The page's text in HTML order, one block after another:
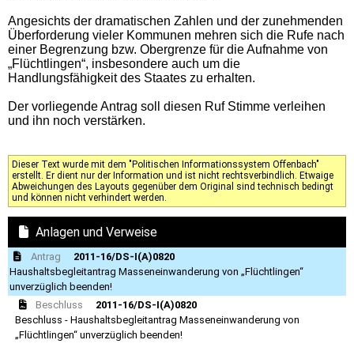
Angesichts der dramatischen Zahlen und der zunehmenden
Überforderung vieler Kommunen mehren sich die Rufe nach
einer Begrenzung bzw. Obergrenze für die Aufnahme von
„Flüchtlingen“, insbesondere auch um die
Handlungsfähigkeit des Staates zu erhalten.
Der vorliegende Antrag soll diesen Ruf Stimme verleihen
und ihn noch verstärken.
Dieser Text wurde mit dem "Politischen Informationssystem Offenbach"
erstellt. Er dient nur der Information und ist nicht rechtsverbindlich. Etwaige
Abweichungen des Layouts gegenüber dem Original sind technisch bedingt
und können nicht verhindert werden.
Anlagen und Verweise
Antrag
2011-16/DS-I(A)0820
Haushaltsbegleitantrag Masseneinwanderung von „Flüchtlingen“
unverzüglich beenden!
Beschluss
2011-16/DS-I(A)0820
Beschluss - Haushaltsbegleitantrag Masseneinwanderung von
„Flüchtlingen“ unverzüglich beenden!